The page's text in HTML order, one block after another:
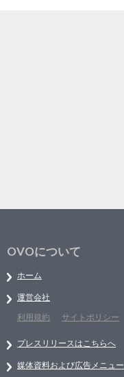
OVOについて
ホーム
運営会社
利用規約
サイトポリシー
プレスリリースはこちらへ
媒体資料および広告メニュー